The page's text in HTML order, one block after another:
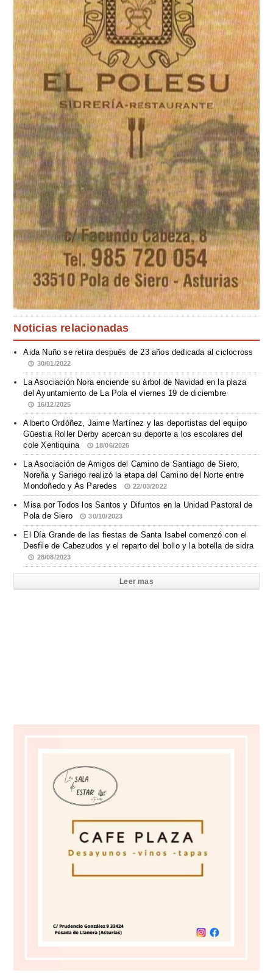
Noticias relacionadas
Aida Nuño se retira después de 23 años dedicada al ciclocross
30/01/2022
La Asociación Nora enciende su árbol de Navidad en la plaza
del Ayuntamiento de La Pola el viernes 19 de diciembre
16/12/2025
Alberto Ordóñez, Jaime Martínez y las deportistas del equipo
Güestia Roller Derby acercan su deporte a los escolares del
cole Xentiquina
18/06/2026
La Asociación de Amigos del Camino de Santiago de Siero,
Noreña y Sariego realizó la etapa del Camino del Norte entre
Mondoñedo y As Paredes
22/03/2022
Misa por Todos los Santos y Difuntos en la Unidad Pastoral de
Pola de Siero
30/10/2023
El Día Grande de las fiestas de Santa Isabel comenzó con el
Desfile de Cabezudos y el reparto del bollo y la botella de sidra
28/08/2023
Leer mas